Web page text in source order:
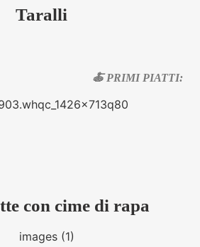
Taralli
🍝 PRIMI PIATTI:
con cime di rapa